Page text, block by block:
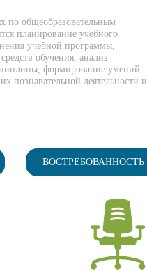
по общеобразовательным
планирование учебного
учебной программы,
обучения, анализ
формирование умений
познавательной деятельности и
ВОСТРЕБОВАННОСТЬ